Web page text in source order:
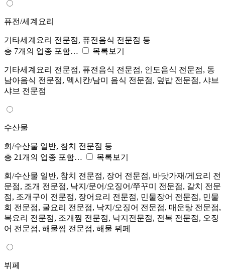
퓨전/세계요리
기타세계요리 전문점, 퓨전음식 전문점 등
총 7개의 업종 포함…
목록보기
기타세계요리 전문점, 퓨전음식 전문점, 인도음식 전문점, 동
남아음식 전문점, 멕시칸/남미 음식 전문점, 덮밥 전문점, 샤브
샤브 전문점
수산물
회/수산물 일반, 참치 전문점 등
총 21개의 업종 포함…
목록보기
회/수산물 일반, 참치 전문점, 장어 전문점, 바닷가재/게요리 전
문점, 조개 전문점, 낙지/문어/오징어/쭈꾸미 전문점, 갈치 전문
점, 조개구이 전문점, 장어요리 전문점, 민물장어 전문점, 민물
회 전문점, 굴요리 전문점, 낙지/오징어 전문점, 매운탕 전문점,
복요리 전문점, 조개찜 전문점, 낙지전문점, 전복 전문점, 오징
어 전문점, 해물찜 전문점, 해물 뷔페
뷔페